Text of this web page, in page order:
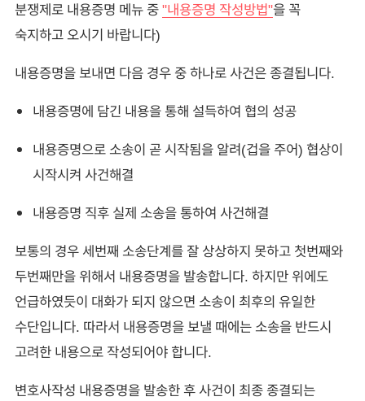
분쟁제로 내용증명 메뉴 중"내용증명 작성방법"을 꼭
숙지하고 오시기 바랍니다)
내용증명을 보내면 다음 경우 중 하나로 사건은 종결됩니다.
내용증명에 담긴 내용을 통해 설득하여 협의 성공
내용증명으로 소송이 곧 시작됨을 알려(겁을 주어) 협상이
시작시켜 사건해결
내용증명 직후 실제 소송을 통하여 사건해결
보통의 경우 세번째 소송단계를 잘 상상하지 못하고 첫번째와
두번째만을 위해서 내용증명을 발송합니다. 하지만 위에도
언급하였듯이 대화가 되지 않으면 소송이 최후의 유일한
수단입니다. 따라서 내용증명을 보낼 때에는 소송을 반드시
고려한 내용으로 작성되어야 합니다.
변호사작성 내용증명을 발송한 후 사건이 최종 종결되는